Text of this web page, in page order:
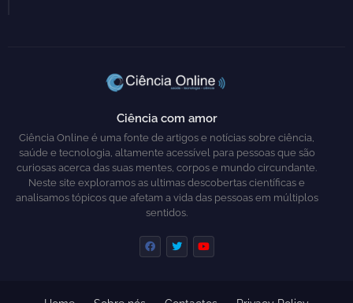
Ciência com amor
Ciência Online é uma fonte de artigos e notícias sobre ciência,
saúde e tecnologia, altamente acessível para pessoas que são
curiosas acerca das suas mentes, corpos e mundo circundante.
Neste site exploramos as ultimas descobertas científicas e
analisamos tópicos que afetam a vida das pessoas em múltiplos
sentidos.